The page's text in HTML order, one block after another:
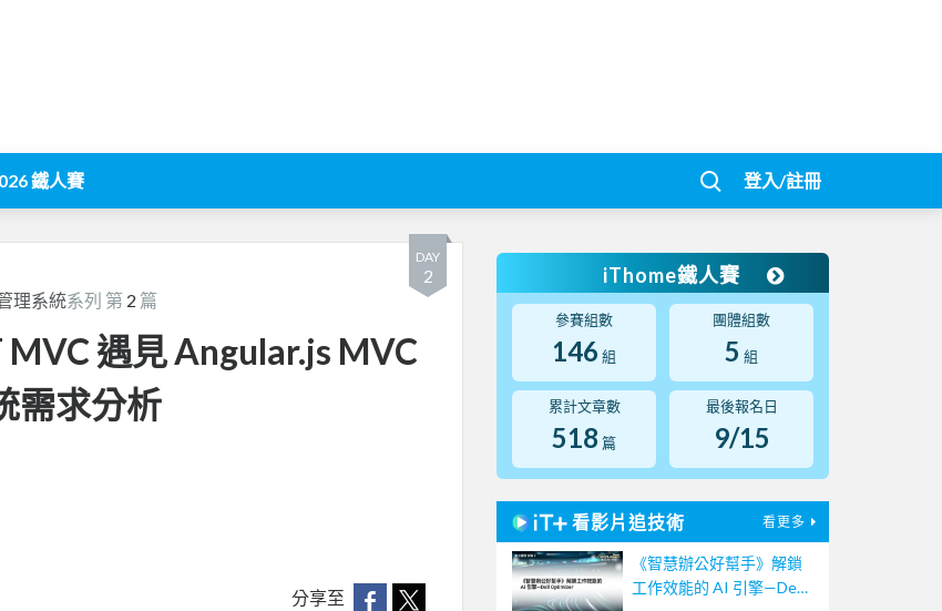
鐵人賽 登入/註冊
DAY
2
理系統系列 第 2 篇
遇見 Angular.js MVC
需求分析
分享至
iThome鐵人賽
參賽組數
146 組
團體組數
5 組
累計文章數
518 篇
最後報名日
9/15
看影片追技術 看更多
《智慧辦公好幫手》解鎖
工作效能的 AI 引擎—Dell